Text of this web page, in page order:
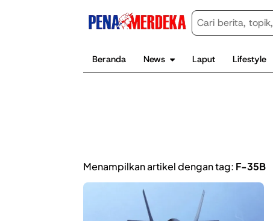
Beranda News Laput Lifestyle
Menampilkan artikel dengan tag: F-35B